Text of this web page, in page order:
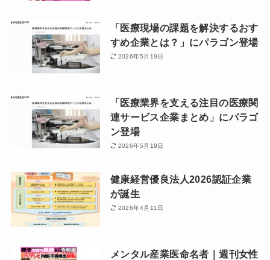
「医療現場の課題を解決するおす
すめ企業とは？」にパラゴン登場
2026年5月19日
「医療業界を支える注目の医療関
連サービス企業まとめ」にパラゴ
ン登場
2026年5月19日
健康経営優良法人2026認証企業
が誕生
2026年4月11日
メンタル産業医命名者｜週刊女性